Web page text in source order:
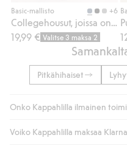
Basic-mallisto +6
19,99 € Valitse 3 maksa 2
Pitkähihaiset
Onko Kappahlilla ilmainen
Jos olet Kappahl Clubin
Voiko Kappahlilla maksaa